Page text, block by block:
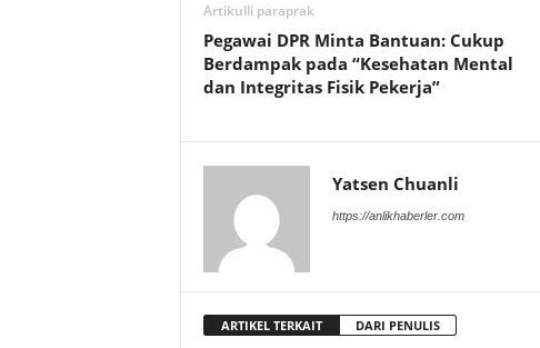
Artikulli paraprak
Pegawai DPR Minta Bantuan: Cukup
Berdampak pada “Kesehatan Mental
dan Integritas Fisik Pekerja”
Yatsen Chuanli
https://anlikhaberler.com
ARTIKEL TERKAIT DARI PENULIS